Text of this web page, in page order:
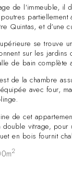
de l’immeuble, il
Quintas, et d’une
se trouve
sur les
de bain
de la chambre
avec four,
de cet
vitrage, pour
en bois fournit
2